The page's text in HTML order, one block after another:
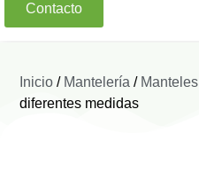
Contacto
Inicio / Mantelería / Manteles
diferentes medidas